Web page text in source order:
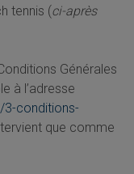
tennis (ci-après
Générales
à l’adresse
conditions-
que comme